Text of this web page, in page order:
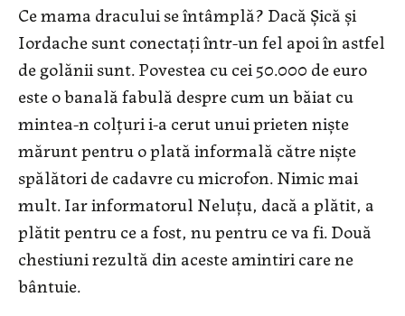
Ce mama dracului se întâmplă? Dacă Șică și
Iordache sunt conectați într-un fel apoi în astfel
de golănii sunt. Povestea cu cei 50.000 de euro
este o banală fabulă despre cum un băiat cu
mintea-n colțuri i-a cerut unui prieten niște
mărunt pentru o plată informală către niște
spălători de cadavre cu microfon. Nimic mai
mult. Iar informatorul Neluțu, dacă a plătit, a
plătit pentru ce a fost, nu pentru ce va fi. Două
chestiuni rezultă din aceste amintiri care ne
bântuie.